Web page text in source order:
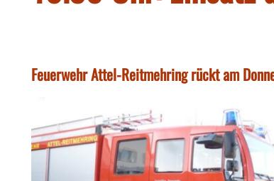
Feuerwehr Attel-Reitmehring rückt am